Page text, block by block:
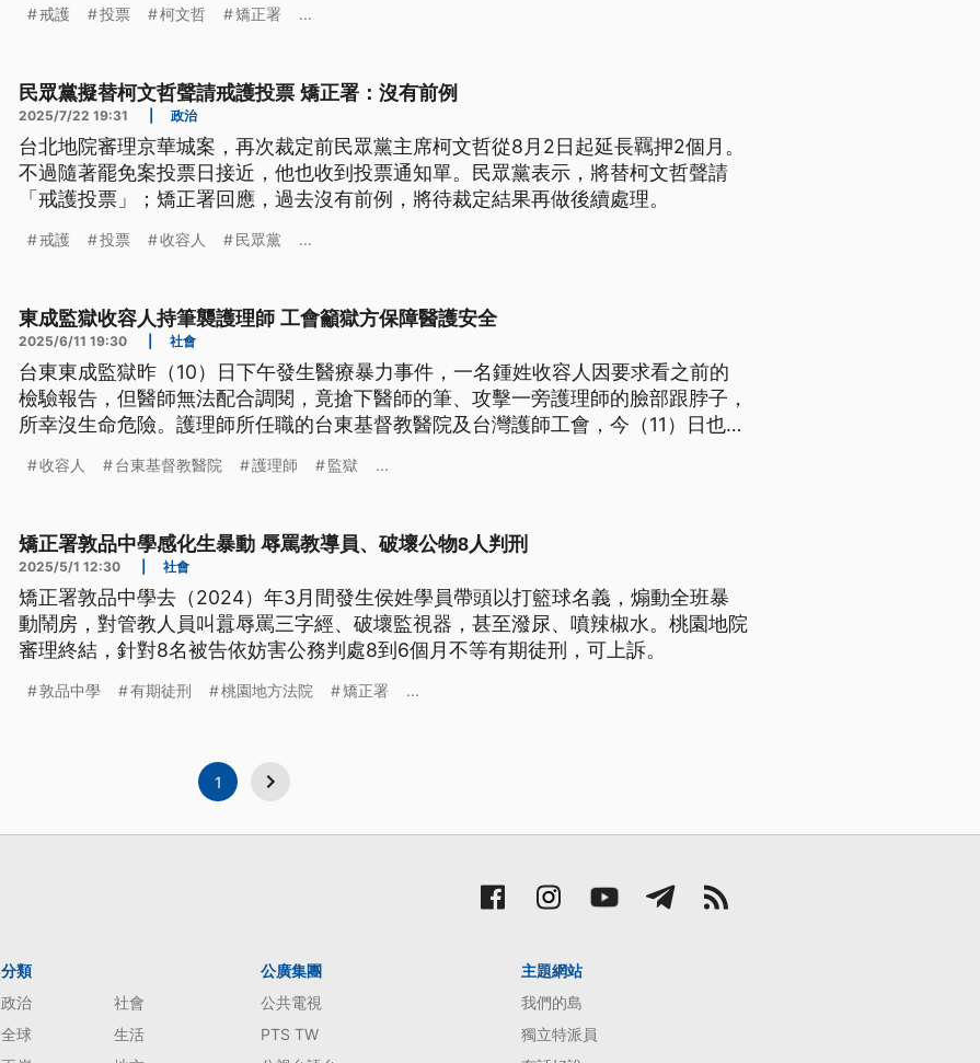
受著憲法保障，行政機關袂使因為歹執行就攏毋去做。（新聞標題、導言為台語文）
戒護 投票 柯文哲 矯正署 ...
民眾黨擬替柯文哲聲請戒護投票 矯正署：沒有前例
2025/7/22 19:31 政治
台北地院審理京華城案，再次裁定前民眾黨主席柯文哲從8月2日起延長羈押2個月。
不過隨著罷免案投票日接近，他也收到投票通知單。民眾黨表示，將替柯文哲聲請
「戒護投票」；矯正署回應，過去沒有前例，將待裁定結果再做後續處理。
戒護 投票 收容人 民眾黨 ...
東成監獄收容人持筆襲護理師 工會籲獄方保障醫護安全
2025/6/11 19:30 社會
台東東成監獄昨（10）日下午發生醫療暴力事件，一名鍾姓收容人因要求看之前的
檢驗報告，但醫師無法配合調閱，竟搶下醫師的筆、攻擊一旁護理師的臉部跟脖子，
所幸沒生命危險。護理師所任職的台東基督教醫院及台灣護師工會，今（11）日也要
收容人 台東基督教醫院 護理師 監獄 ...
矯正署敦品中學感化生暴動 辱罵教導員、破壞公物8人判刑
2025/5/1 12:30 社會
矯正署敦品中學去（2024）年3月間發生侯姓學員帶頭以打籃球名義，煽動全班暴
動鬧房，對管教人員叫囂辱罵三字經、破壞監視器，甚至潑尿、噴辣椒水。桃園地院
審理終結，針對8名被告依妨害公務判處8到6個月不等有期徒刑，可上訴。
敦品中學 有期徒刑 桃園地方法院 矯正署 ...
1
分類
政治
社會
全球
生活
公廣集團
公共電視
PTS TW
主題網站
我們的島
獨立特派員